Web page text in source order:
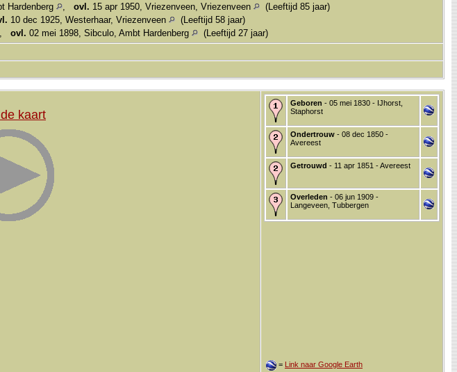
Hardenberg , ovl. 15 apr 1950, Vriezenveen, Vriezenveen
(Leeftijd 85 jaar)
10 dec 1925, Westerhaar, Vriezenveen
(Leeftijd 58 jaar)
, ovl. 02 mei 1898, Sibculo, Ambt Hardenberg
(Leeftijd 27 jaar)
kaart
Geboren - 05 mei 1830 - IJhorst,
Staphorst
Ondertrouw - 08 dec 1850 -
Avereest
Getrouwd - 11 apr 1851 - Avereest
Overleden - 06 jun 1909 -
Langeveen, Tubbergen
= Link naar Google Earth